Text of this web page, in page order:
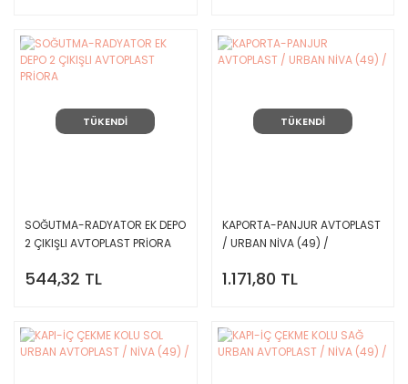
TÜKENDİ
SOĞUTMA-RADYATOR EK DEPO
2 ÇIKIŞLI AVTOPLAST PRİORA
544,32 TL
TÜKENDİ
KAPORTA-PANJUR AVTOPLAST
/ URBAN NİVA (49) /
1.171,80 TL